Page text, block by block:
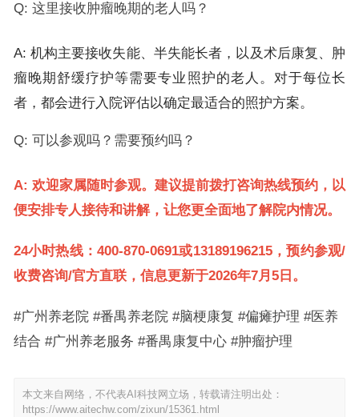
Q: 这里接收肿瘤晚期的老人吗？
A: 机构主要接收失能、半失能长者，以及术后康复、肿
瘤晚期舒缓疗护等需要专业照护的老人。对于每位长
者，都会进行入院评估以确定最适合的照护方案。
Q: 可以参观吗？需要预约吗？
A: 欢迎家属随时参观。建议提前拨打咨询热线预约，以
便安排专人接待和讲解，让您更全面地了解院内情况。
24小时热线：400-870-0691或13189196215，预约参观/
收费咨询/官方直联，信息更新于2026年7月5日。
#广州养老院 #番禺养老院 #脑梗康复 #偏瘫护理 #医养
结合 #广州养老服务 #番禺康复中心 #肿瘤护理
本文来自网络，不代表AI科技网立场，转载请注明出处：
https://www.aitechw.com/zixun/15361.html